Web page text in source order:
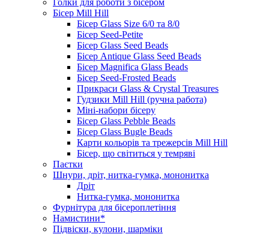
Бісер Mill Hill
Бісер Glass Size 6/0 та 8/0
Бісер Seed-Petite
Бісер Glass Seed Beads
Бісер Antique Glass Seed Beads
Бісер Magnifica Glass Beads
Бісер Seed-Frosted Beads
Прикраси Glass & Crystal Treasures
Гудзики Mill Hill (ручна работа)
Міні-набори бісеру
Бісер Glass Pebble Beads
Бісер Glass Bugle Beads
Карти кольорів та трежерсів Mill Hill
Бісер, що світиться у темряві
Паєтки
Шнури, дріт, нитка-гумка, мононитка
Дріт
Нитка-гумка, мононитка
Фурнітура для бісероплетіння
Намистини*
Підвіски, кулони, шарміки